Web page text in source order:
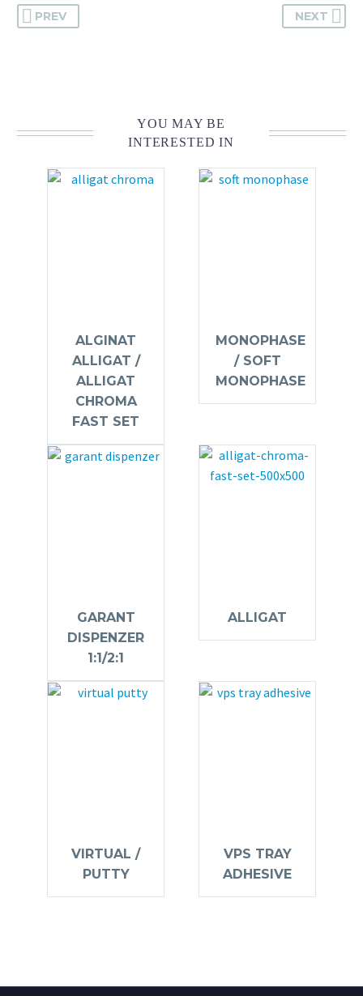
PREV NEXT
YOU MAY BE
INTERESTED IN
ALGINAT
ALLIGAT /
ALLIGAT
CHROMA
FAST SET
MONOPHASE
/ SOFT
MONOPHASE
GARANT
DISPENZER
1:1/2:1
ALLIGAT
VIRTUAL /
PUTTY
VPS TRAY
ADHESIVE